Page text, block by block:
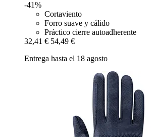
-41%
Cortaviento
Forro suave y cálido
Práctico cierre autoadherente
32,41 € 54,49 €
Entrega hasta el 18 agosto